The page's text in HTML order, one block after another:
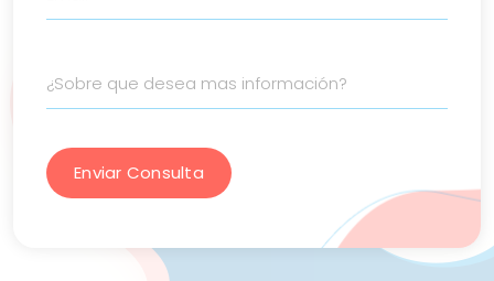
Enviar Consulta